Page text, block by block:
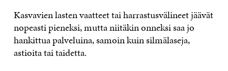
Kasvavien lasten vaatteet tai harrastusvälineet jäävät
nopeasti pieneksi, mutta niitäkin onneksi saa jo
hankittua palveluina, samoin kuin silmälaseja,
astioita tai taidetta.